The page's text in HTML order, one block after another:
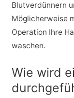
Blutverdünnern
Möglicherweise
Operation Ihre
waschen.
Wie wird